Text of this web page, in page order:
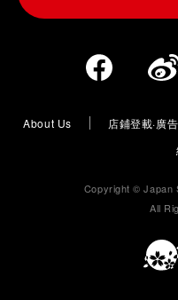
About Us 店鋪登載·廣
Copyright © Japan
All